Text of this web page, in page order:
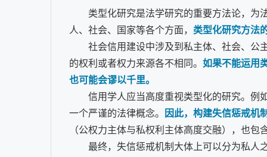
类型化研究是法学研究的重要方法论，为
人、社会、国家等各个方面， 类型化研究方法
社会信用建设中涉及到私主体、社会、公
的权利或者权力来源各不相同。 如果不能运用
也可能会谬以千里。
信用学人应当高度重视类型化的研究。例
一个严谨的法律概念。 因此，构建失信惩戒机
（公权力主体与私权利主体高度交融），也
最终，失信惩戒机制大体上可以分为私人